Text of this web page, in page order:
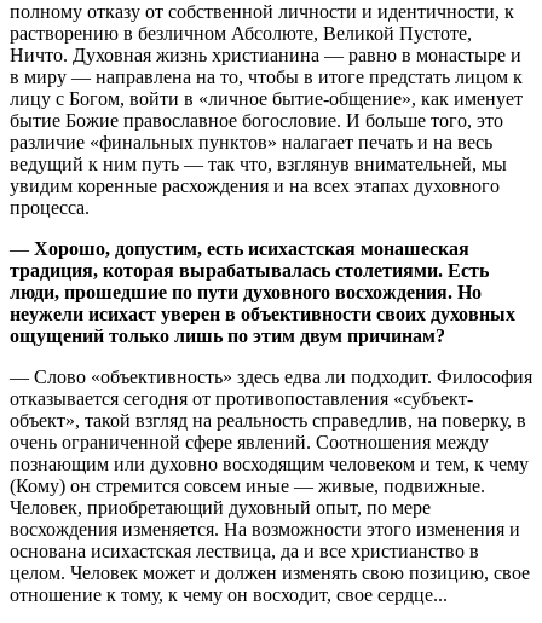
полному отказу от собственной личности и идентичности, к
растворению в безличном Абсолюте, Великой Пустоте,
Ничто. Духовная жизнь христианина — равно в монастыре и
в миру — направлена на то, чтобы в итоге предстать лицом к
лицу с Богом, войти в «личное бытие-общение», как именует
бытие Божие православное богословие. И больше того, это
различие «финальных пунктов» налагает печать и на весь
ведущий к ним путь — так что, взглянув внимательней, мы
увидим коренные расхождения и на всех этапах духовного
процесса.
— Хорошо, допустим, есть исихастская монашеская
традиция, которая вырабатывалась столетиями. Есть
люди, прошедшие по пути духовного восхождения. Но
неужели исихаст уверен в объективности своих духовных
ощущений только лишь по этим двум причинам?
— Слово «объективность» здесь едва ли подходит. Философия
отказывается сегодня от противопоставления «субъект-
объект», такой взгляд на реальность справедлив, на поверку, в
очень ограниченной сфере явлений. Соотношения между
познающим или духовно восходящим человеком и тем, к чему
(Кому) он стремится совсем иные — живые, подвижные.
Человек, приобретающий духовный опыт, по мере
восхождения изменяется. На возможности этого изменения и
основана исихастская лествица, да и все христианство в
целом. Человек может и должен изменять свою позицию, свое
отношение к тому, к чему он восходит, свое сердце...